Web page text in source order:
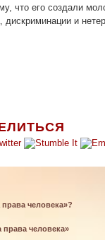
человека»?
человека»
что его создали
дискриминации и